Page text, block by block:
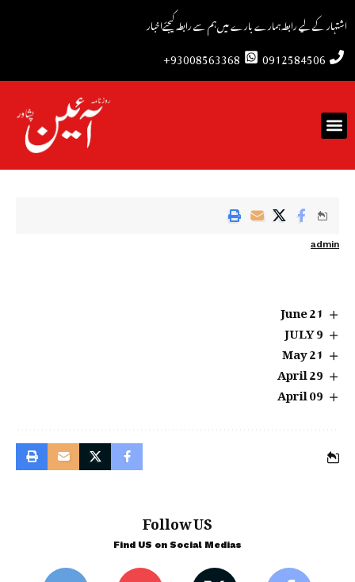
اشتہار کے لیے رابطہہمارے بارے میںہم سے رابطہ کیجئےاخبار
0912584506
93008563368+
admin
21 June
9 JULY
21 May
29 April
09 April
Follow US
Find US on Social Medias